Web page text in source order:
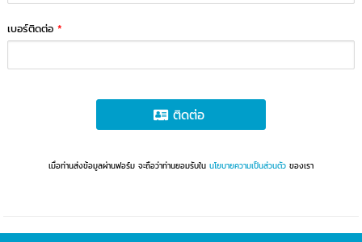
เบอร์ติดต่อ*
ติดต่อ
เมื่อท่านส่งข้อมูลผ่านฟอร์ม จะถือว่าท่านยอมรับใน นโยบายความเป็นส่วนตัว ของเรา